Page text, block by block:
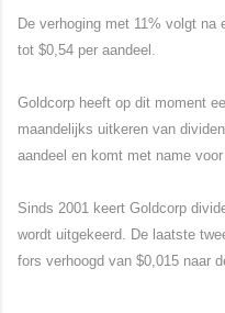
De verhoging met 11% volgt na
tot $0,54 per aandeel.
Goldcorp heeft op dit moment
maandelijks uitkeren van
aandeel en komt met name
Sinds 2001 keert Goldcorp
wordt uitgekeerd. De laatste
fors verhoogd van $0,015 naar